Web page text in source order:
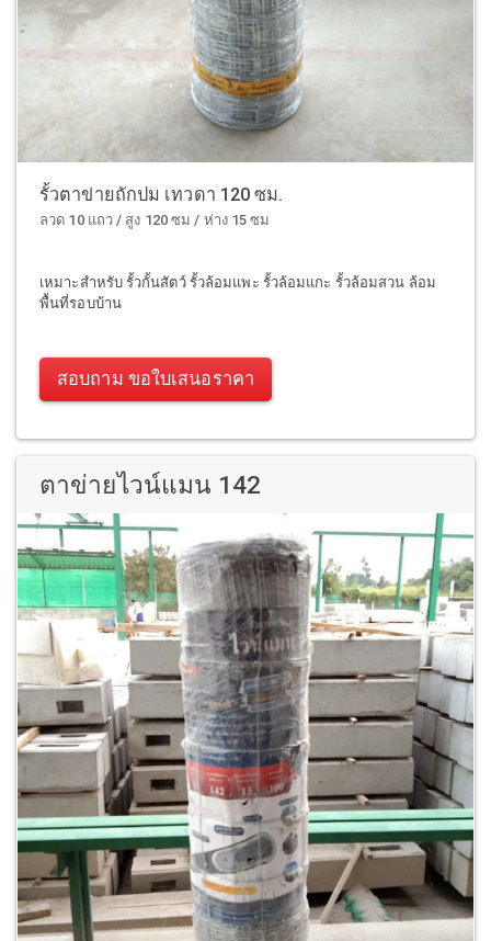
รั้วตาข่ายถักปม เทวดา 120 ซม.
ลวด 10 แถว / สูง 120 ซม / ห่าง 15 ซม
เหมาะสำหรับ รั้วกั้นสัตว์ รั้วล้อมแพะ รั้วล้อมแกะ รั้วล้อมสวน ล้อม
พื้นที่รอบบ้าน
สอบถาม ขอใบเสนอราคา
ตาข่ายไวน์แมน 142